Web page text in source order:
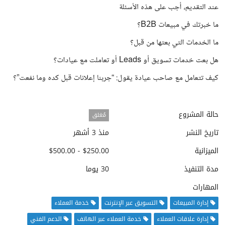
عند التقديم، أجب على هذه الأسئلة
ما خبرتك في مبيعات B2B؟
ما الخدمات التي بعتها من قبل؟
هل بعت خدمات تسويق أو Leads أو تعاملت مع عيادات؟
كيف تتعامل مع صاحب عيادة يقول: “جربنا إعلانات قبل كده وما نفعت”؟
حالة المشروع مُغلق
تاريخ النشر
منذ 3 أشهر
الميزانية
$250.00 - $500.00
مدة التنفيذ
30 يوما
المهارات
إدارة المبيعات التسويق عبر الإنترنت
خدمة العملاء
إدارة علاقات العملاء
خدمة العملاء عبر الهاتف
الدعم الفني